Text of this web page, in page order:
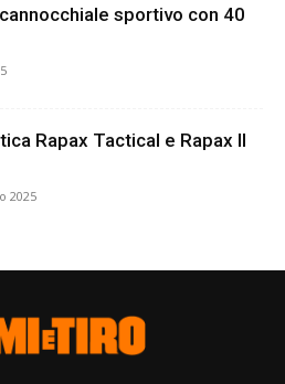
sportivo con 40
Rapax Tactical e Rapax II
2025